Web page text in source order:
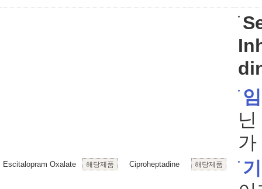
Escitalopram Oxalate 해당제품 Ciproheptadine 해당제품
가